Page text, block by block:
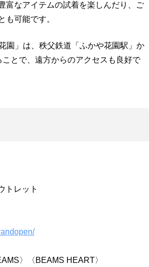
富なアイテムの試着を楽しんだり、ご
も可能です。
園」は、秩父鉄道「ふかや花園駅」か
とで、遠方からのアクセスも良好で
トレット
〉〈BEAMS HEART〉